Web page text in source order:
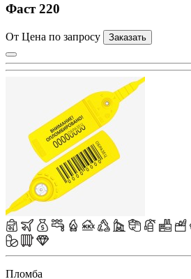
Фаст 220
От Цена по запросу Заказать
Пломба